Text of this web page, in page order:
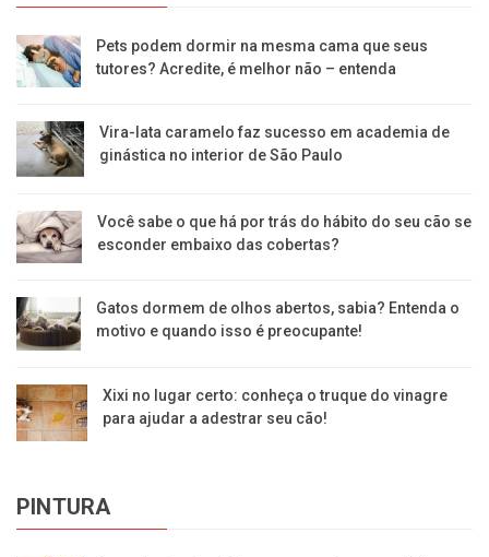
Pets podem dormir na mesma cama que seus
tutores? Acredite, é melhor não – entenda
Vira-lata caramelo faz sucesso em academia de
ginástica no interior de São Paulo
Você sabe o que há por trás do hábito do seu cão se
esconder embaixo das cobertas?
Gatos dormem de olhos abertos, sabia? Entenda o
motivo e quando isso é preocupante!
Xixi no lugar certo: conheça o truque do vinagre
para ajudar a adestrar seu cão!
PINTURA